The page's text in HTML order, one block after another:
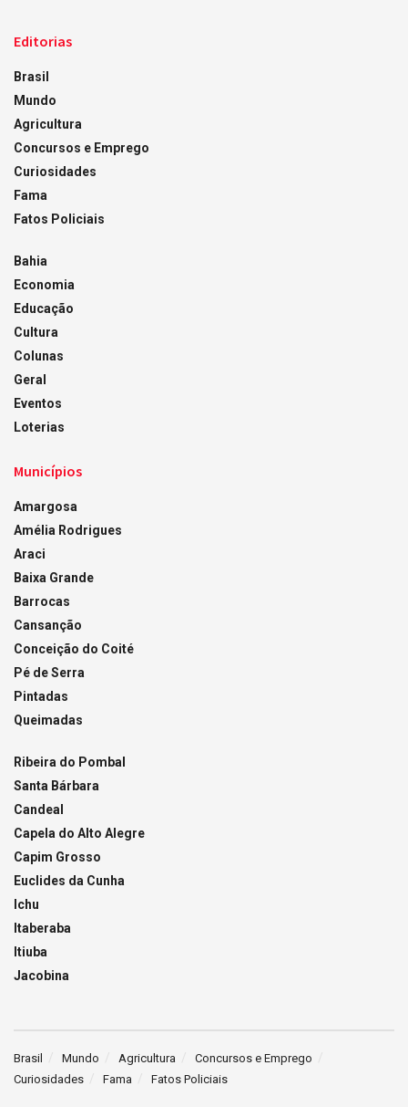
Editorias
Brasil
Mundo
Agricultura
Concursos e Emprego
Curiosidades
Fama
Fatos Policiais
Bahia
Economia
Educação
Cultura
Colunas
Geral
Eventos
Loterias
Municípios
Amargosa
Amélia Rodrigues
Araci
Baixa Grande
Barrocas
Cansanção
Conceição do Coité
Pé de Serra
Pintadas
Queimadas
Ribeira do Pombal
Santa Bárbara
Candeal
Capela do Alto Alegre
Capim Grosso
Euclides da Cunha
Ichu
Itaberaba
Itiuba
Jacobina
Brasil Mundo Agricultura
Concursos e Emprego
Curiosidades
Fama Fatos Policiais